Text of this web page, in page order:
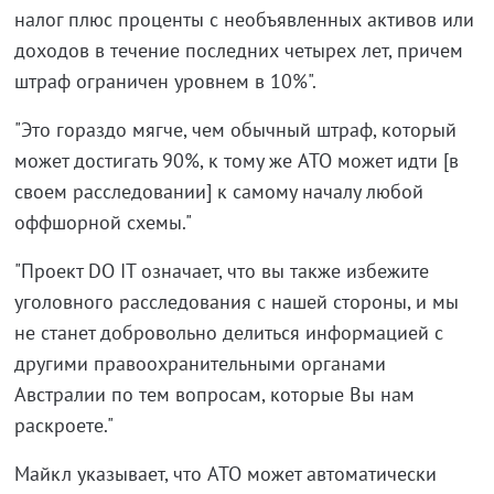
налог плюс проценты с необъявленных активов или
доходов в течение последних четырех лет, причем
штраф ограничен уровнем в 10%".
"Это гораздо мягче, чем обычный штраф, который
может достигать 90%, к тому же ATO может идти [в
своем расследовании] к самому началу любой
оффшорной схемы."
"Проект DO IT означает, что вы также избежите
уголовного расследования с нашей стороны, и мы
не станет добровольно делиться информацией с
другими правоохранительными органами
Австралии по тем вопросам, которые Вы нам
раскроете."
Майкл указывает, что ATO может автоматически